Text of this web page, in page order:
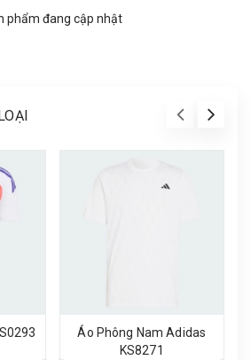
phẩm đang cập nhật
Áo Phông Nam Adidas
KS8271